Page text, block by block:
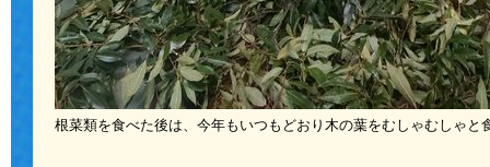
根菜類を食べた後は、今年もいつもどおり木の葉をむしゃむしゃと